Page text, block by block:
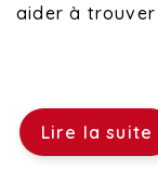
aider à trouver
Lire la suite